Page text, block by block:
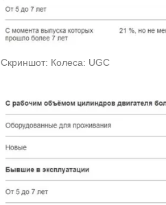
Скриншот: Колеса: UGC